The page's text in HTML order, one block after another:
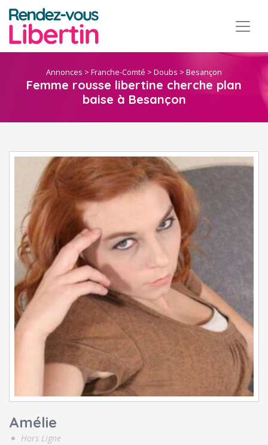
Annonces > Franche-Comté > Doubs > Besançon
Femme rousse libertine cherche plan
baise à Besançon
Amélie
Hors Ligne